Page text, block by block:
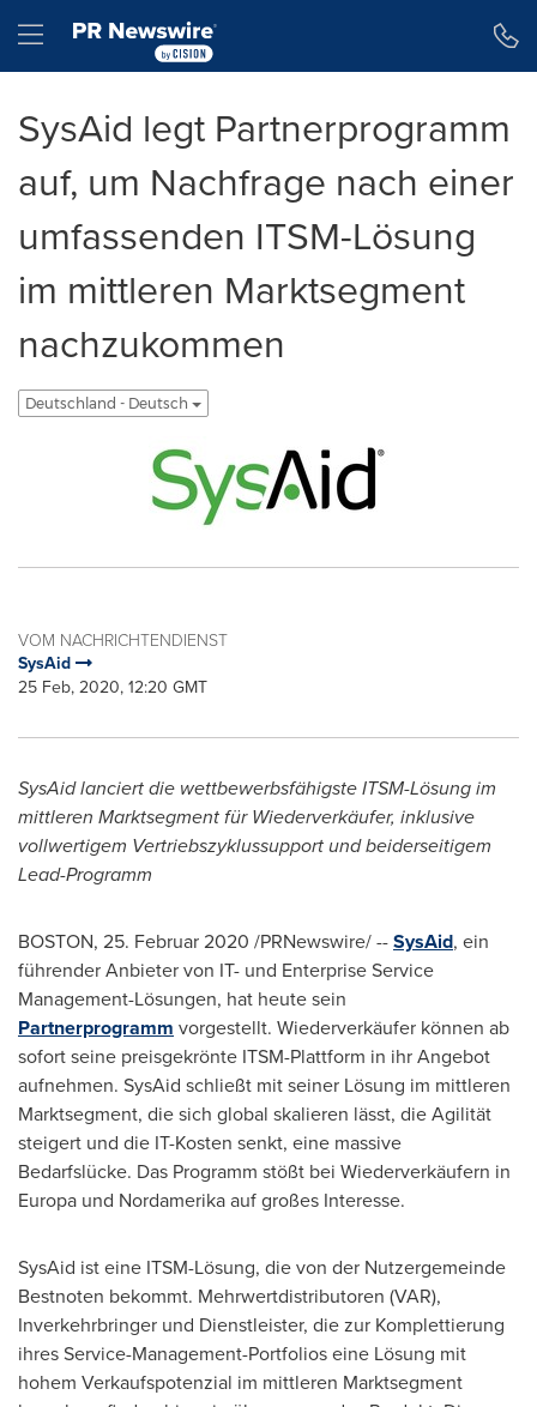
Hamburger menu
SysAid legt Partnerprogramm
auf, um Nachfrage nach einer
umfassenden ITSM-Lösung
im mittleren Marktsegment
nachzukommen
Deutschland - Deutsch
VOM NACHRICHTENDIENST
SysAid
25 Feb, 2020, 12:20 GMT
SysAid lanciert die wettbewerbsfähigste ITSM-Lösung im
mittleren Marktsegment für Wiederverkäufer, inklusive
vollwertigem Vertriebszyklussupport und beiderseitigem
Lead-Programm
BOSTON, 25. Februar 2020 /PRNewswire/ --SysAid, ein
führender Anbieter von IT- und Enterprise Service
Management-Lösungen, hat heute sein
Partnerprogramm vorgestellt. Wiederverkäufer können ab
sofort seine preisgekrönte ITSM-Plattform in ihr Angebot
aufnehmen. SysAid schließt mit seiner Lösung im mittleren
Marktsegment, die sich global skalieren lässt, die Agilität
steigert und die IT-Kosten senkt, eine massive
Bedarfslücke. Das Programm stößt bei Wiederverkäufern in
Europa und Nordamerika auf großes Interesse.
SysAid ist eine ITSM-Lösung, die von der Nutzergemeinde
Bestnoten bekommt. Mehrwertdistributoren (VAR),
Inverkehrbringer und Dienstleister, die zur Komplettierung
ihres Service-Management-Portfolios eine Lösung mit
hohem Verkaufspotenzial im mittleren Marktsegment